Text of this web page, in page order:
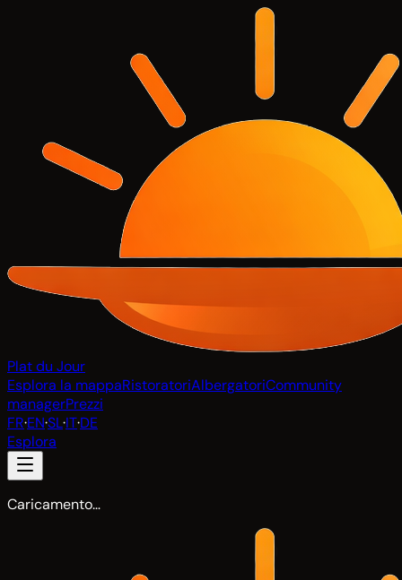
Plat du Jour
Esplora la mappaRistoratoriAlbergatoriCommunity
managerPrezzi
FR·EN·SL·IT·DE
Esplora
Caricamento…